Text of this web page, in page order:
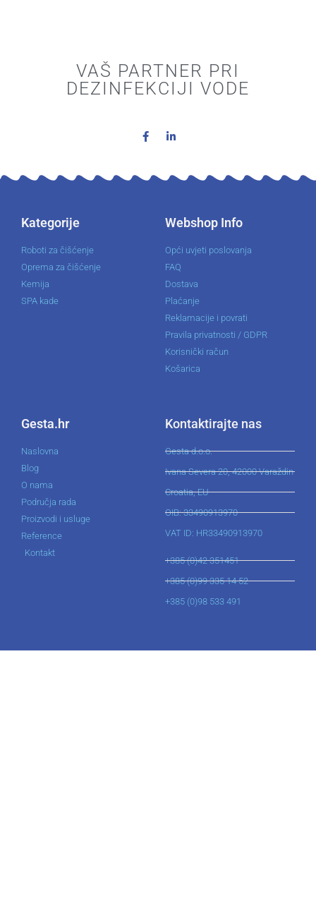
VAŠ PARTNER PRI
DEZINFEKCIJI VODE
Kategorije
Roboti za čišćenje
Oprema za čišćenje
Kemija
SPA kade
Webshop Info
Opći uvjeti poslovanja
FAQ
Dostava
Plaćanje
Reklamacije i povrati
Pravila privatnosti / GDPR
Korisnički račun
Košarica
Gesta.hr
Naslovna
Blog
O nama
Područja rada
Proizvodi i usluge
Reference
Kontakt
Kontaktirajte nas
Gesta d.o.o.
Ivana Severa 20, 42000 Varaždin
Croatia, EU
OIB: 33490913970
VAT ID: HR33490913970
+385 (0)42 351451
+385 (0)99 335 14 52
+385 (0)98 533 491